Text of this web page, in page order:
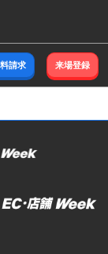
請求 来場登録